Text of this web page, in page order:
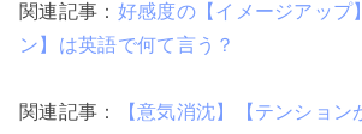
関連記事： 好感度の【イメージアップ
ン】は英語で何て言う？
関連記事：
【意気消沈】【テンショ